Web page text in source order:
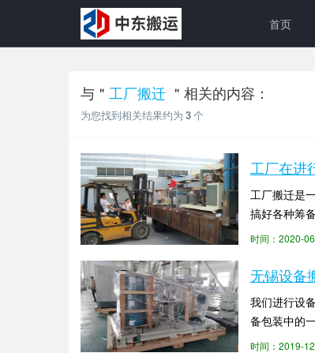
首页
与＂ 工厂搬迁 ＂相关的内容：
为您找到相关结果约为 3个
工厂在进
工厂搬迁是
搞好各种筹
迁工作人员
时间：2020-
无锡设备
我们进行设
备包装中的
包装过程中
时间：2019-